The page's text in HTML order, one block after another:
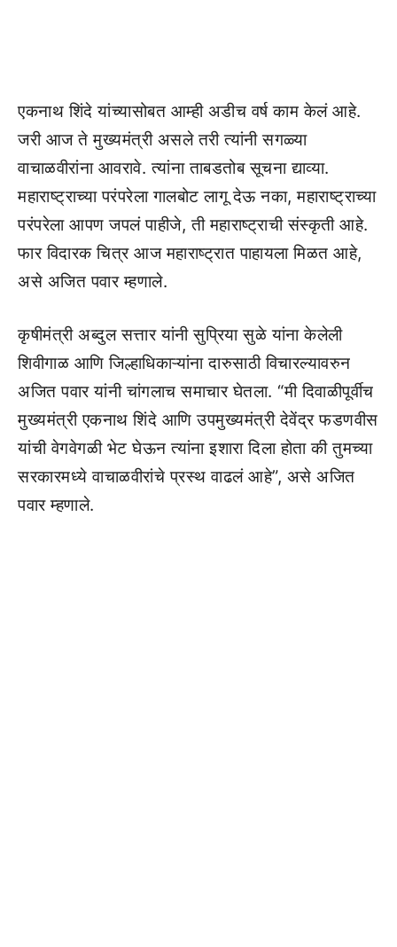
एकनाथ शिंदे यांच्यासोबत आम्ही अडीच वर्ष काम केलं आहे.
जरी आज ते मुख्यमंत्री असले तरी त्यांनी सगळ्या
वाचाळवीरांना आवरावे. त्यांना ताबडतोब सूचना द्याव्या.
महाराष्ट्राच्या परंपरेला गालबोट लागू देऊ नका, महाराष्ट्राच्या
परंपरेला आपण जपलं पाहीजे, ती महाराष्ट्राची संस्कृती आहे.
फार विदारक चित्र आज महाराष्ट्रात पाहायला मिळत आहे,
असे अजित पवार म्हणाले.
कृषीमंत्री अब्दुल सत्तार यांनी सुप्रिया सुळे यांना केलेली
शिवीगाळ आणि जिल्हाधिकाऱ्यांना दारुसाठी विचारल्यावरुन
अजित पवार यांनी चांगलाच समाचार घेतला. “मी दिवाळीपूर्वीच
मुख्यमंत्री एकनाथ शिंदे आणि उपमुख्यमंत्री देवेंद्र फडणवीस
यांची वेगवेगळी भेट घेऊन त्यांना इशारा दिला होता की तुमच्या
सरकारमध्ये वाचाळवीरांचे प्रस्थ वाढलं आहे”, असे अजित
पवार म्हणाले.